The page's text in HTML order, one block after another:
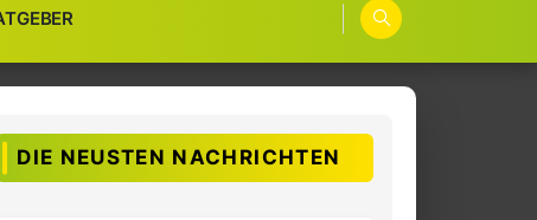
DIE NEUSTEN NACHRICHTEN